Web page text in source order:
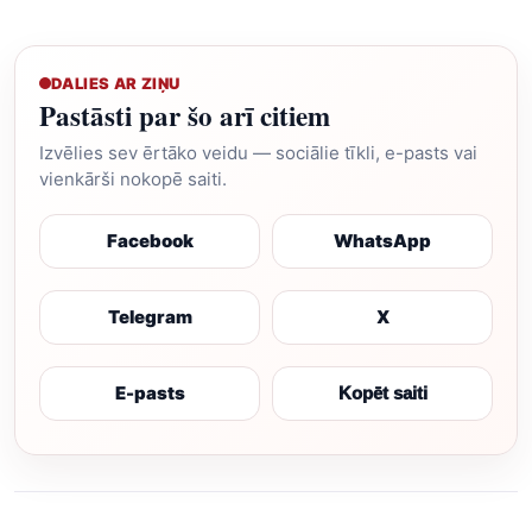
DALIES AR ZIŅU
Pastāsti par šo arī citiem
Izvēlies sev ērtāko veidu — sociālie tīkli, e-pasts vai
vienkārši nokopē saiti.
Facebook WhatsApp
Telegram X
E-pasts Kopēt saiti